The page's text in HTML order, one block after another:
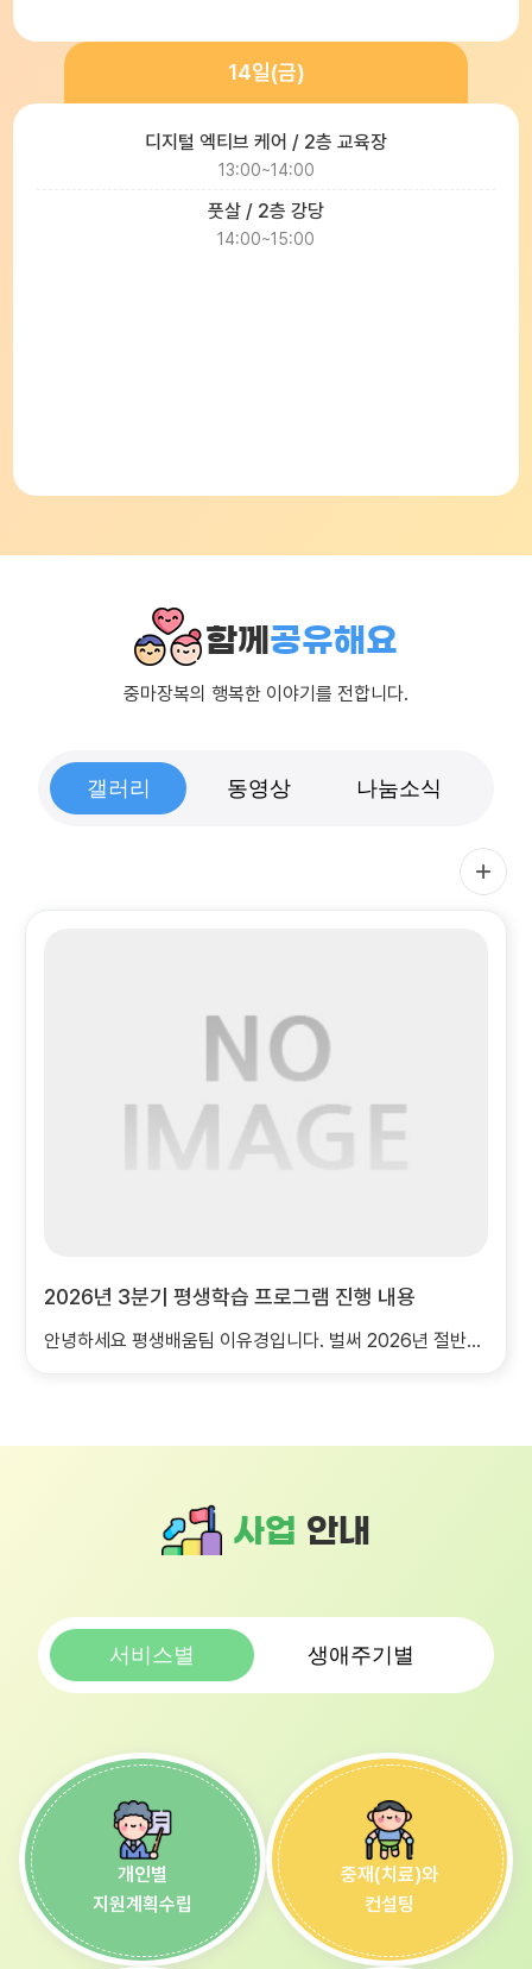
14일(금)
디지털 엑티브 케어 / 2층 교육장
13:00~14:00
풋살 / 2층 강당
14:00~15:00
함께 공유해요
중마장복의 행복한 이야기를 전합니다.
갤러리 동영상 나눔소식
2026년 2분기 사업평가 실시
사업 안내
서비스별 생애주기별
개인별
지원계획수립
중재(치료)와
컨설팅